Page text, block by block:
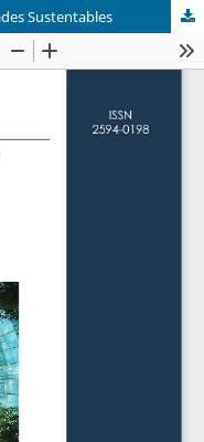
Sustentables